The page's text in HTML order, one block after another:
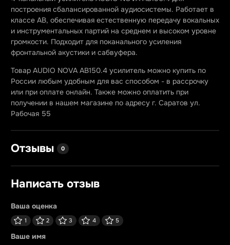
построения сбалансированной аудиосистемы. Работает в
классе AB, обеспечивая естественную передачу вокальных
и инструментальных партий на среднем и высоком уровне
громкости. Подходит для поканального усиления
фронтальной акустики и сабвуфера.
Товар AUDIO NOVA AB150.4 усилитель можно купить по
России любым удобным для вас способом - в рассрочку
или при оплате онлайн. Также можно оплатить при
получении в нашем магазине по адресу г. Саратов ул.
Рабочая 55
Отзывы 0
Написать отзыв
Ваша оценка
1 2 3 4 5
Ваше имя